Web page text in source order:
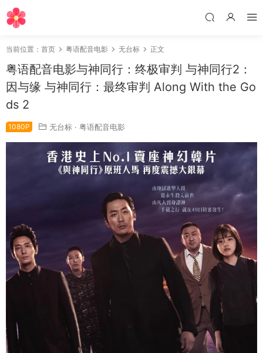
当前位置： 首页 粤语配音电影 无台标 正文
粤语配音电影与神同行：终极审判 与神同行2：
因与缘 与神同行：最终审判 Along With the Go
ds 2
1080P 无台标 · 粤语配音电影